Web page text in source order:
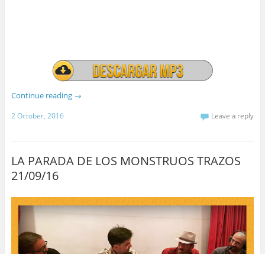
Continue reading →
2 October, 2016 Leave a reply
LA PARADA DE LOS MONSTRUOS TRAZOS
21/09/16